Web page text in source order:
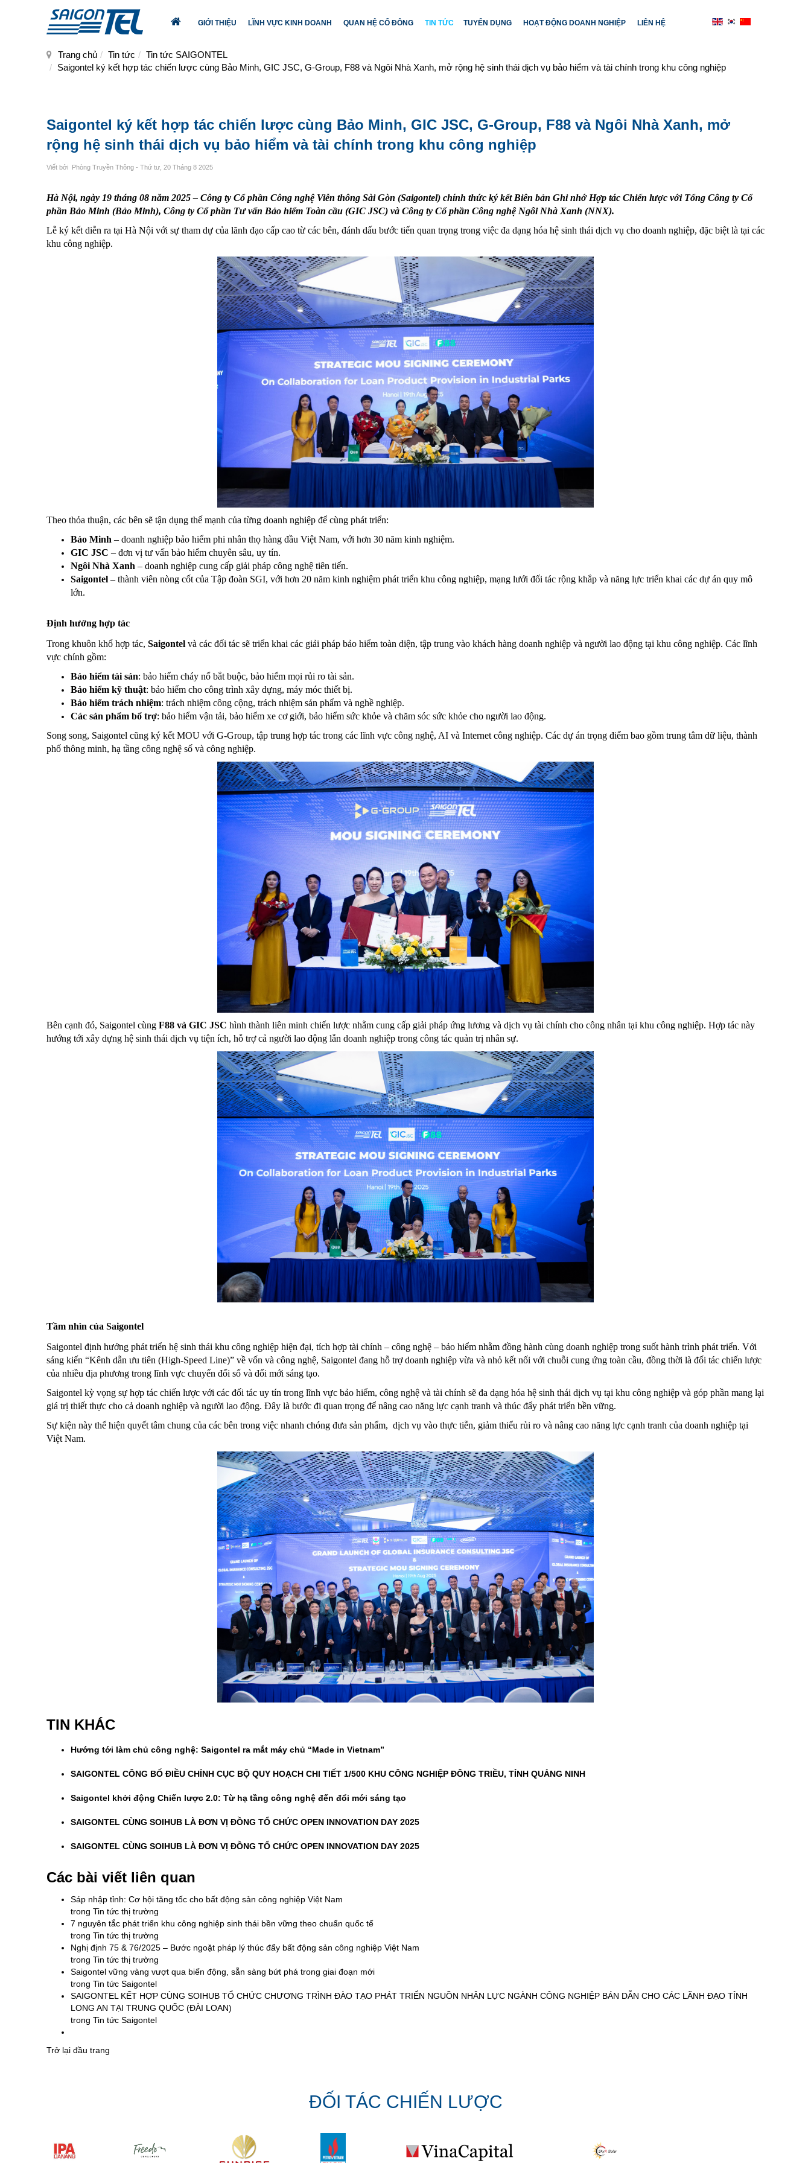
GIỚI THIỆU LĨNH VỰC KINH DOANH QUAN HỆ CỔ ĐÔNG TIN TỨC TUYỂN DỤNG HOẠT ĐỘNG DOANH NGHIỆP LIÊN HỆ
Trang chủ Tin tức
Tin tức SAIGONTEL
Saigontel ký kết hợp tác chiến lược cùng Bảo Minh, GIC JSC, G-Group, F88 và Ngôi Nhà Xanh, mở rộng hệ sinh thái dịch vụ bảo hiểm và tài chính trong khu công nghiệp
Saigontel ký kết hợp tác chiến lược cùng Bảo Minh, GIC JSC, G-Group, F88 và Ngôi Nhà Xanh, mở
rộng hệ sinh thái dịch vụ bảo hiểm và tài chính trong khu công nghiệp
Viết bởi Phòng Truyền Thông - Thứ tư, 20 Tháng 8 2025
Hà Nội, ngày 19 tháng 08 năm 2025 – Công ty Cổ phần Công nghệ Viễn thông Sài Gòn (Saigontel) chính thức ký kết Biên bản Ghi nhớ Hợp tác Chiến lược với Tổng Công ty Cổ
phần Bảo Minh (Bảo Minh), Công ty Cổ phần Tư vấn Bảo hiểm Toàn cầu (GIC JSC) và Công ty Cổ phần Công nghệ Ngôi Nhà Xanh (NNX).
Lễ ký kết diễn ra tại Hà Nội với sự tham dự của lãnh đạo cấp cao từ các bên, đánh dấu bước tiến quan trọng trong việc đa dạng hóa hệ sinh thái dịch vụ cho doanh nghiệp, đặc biệt là tại các
khu công nghiệp.
Theo thỏa thuận, các bên sẽ tận dụng thế mạnh của từng doanh nghiệp để cùng phát triển:
Bảo Minh – doanh nghiệp bảo hiểm phi nhân thọ hàng đầu Việt Nam, với hơn 30 năm kinh nghiệm.
GIC JSC – đơn vị tư vấn bảo hiểm chuyên sâu, uy tín.
Ngôi Nhà Xanh – doanh nghiệp cung cấp giải pháp công nghệ tiên tiến.
Saigontel – thành viên nòng cốt của Tập đoàn SGI, với hơn 20 năm kinh nghiệm phát triển khu công nghiệp, mạng lưới đối tác rộng khắp và năng lực triển khai các dự án quy mô
lớn.
Định hướng hợp tác
Trong khuôn khổ hợp tác, Saigontel và các đối tác sẽ triển khai các giải pháp bảo hiểm toàn diện, tập trung vào khách hàng doanh nghiệp và người lao động tại khu công nghiệp. Các lĩnh
vực chính gồm:
Bảo hiểm tài sản: bảo hiểm cháy nổ bắt buộc, bảo hiểm mọi rủi ro tài sản.
Bảo hiểm kỹ thuật: bảo hiểm cho công trình xây dựng, máy móc thiết bị.
Bảo hiểm trách nhiệm: trách nhiệm công cộng, trách nhiệm sản phẩm và nghề nghiệp.
Các sản phẩm bổ trợ: bảo hiểm vận tải, bảo hiểm xe cơ giới, bảo hiểm sức khỏe và chăm sóc sức khỏe cho người lao động.
Song song, Saigontel cũng ký kết MOU với G-Group, tập trung hợp tác trong các lĩnh vực công nghệ, AI và Internet công nghiệp. Các dự án trọng điểm bao gồm trung tâm dữ liệu, thành
phố thông minh, hạ tầng công nghệ số và công nghiệp.
Bên cạnh đó, Saigontel cùng F88 và GIC JSC hình thành liên minh chiến lược nhằm cung cấp giải pháp ứng lương và dịch vụ tài chính cho công nhân tại khu công nghiệp. Hợp tác này
hướng tới xây dựng hệ sinh thái dịch vụ tiện ích, hỗ trợ cả người lao động lẫn doanh nghiệp trong công tác quản trị nhân sự.
Tầm nhìn của Saigontel
Saigontel định hướng phát triển hệ sinh thái khu công nghiệp hiện đại, tích hợp tài chính – công nghệ – bảo hiểm nhằm đồng hành cùng doanh nghiệp trong suốt hành trình phát triển. Với
sáng kiến “Kênh dẫn ưu tiên (High-Speed Line)” về vốn và công nghệ, Saigontel đang hỗ trợ doanh nghiệp vừa và nhỏ kết nối với chuỗi cung ứng toàn cầu, đồng thời là đối tác chiến lược
của nhiều địa phương trong lĩnh vực chuyển đổi số và đổi mới sáng tạo.
Saigontel kỳ vọng sự hợp tác chiến lược với các đối tác uy tín trong lĩnh vực bảo hiểm, công nghệ và tài chính sẽ đa dạng hóa hệ sinh thái dịch vụ tại khu công nghiệp và góp phần mang lại
giá trị thiết thực cho cả doanh nghiệp và người lao động. Đây là bước đi quan trọng để nâng cao năng lực cạnh tranh và thúc đẩy phát triển bền vững.
Sự kiện này thể hiện quyết tâm chung của các bên trong việc nhanh chóng đưa sản phẩm, dịch vụ vào thực tiễn, giảm thiểu rủi ro và nâng cao năng lực cạnh tranh của doanh nghiệp tại
Việt Nam.
TIN KHÁC
Hướng tới làm chủ công nghệ: Saigontel ra mắt máy chủ “Made in Vietnam”
SAIGONTEL CÔNG BỐ ĐIỀU CHỈNH CỤC BỘ QUY HOẠCH CHI TIẾT 1/500 KHU CÔNG NGHIỆP ĐÔNG TRIỀU, TỈNH QUẢNG NINH
Saigontel khởi động Chiến lược 2.0: Từ hạ tầng công nghệ đến đổi mới sáng tạo
SAIGONTEL CÙNG SOIHUB LÀ ĐƠN VỊ ĐỒNG TỔ CHỨC OPEN INNOVATION DAY 2025
SAIGONTEL CÙNG SOIHUB LÀ ĐƠN VỊ ĐỒNG TỔ CHỨC OPEN INNOVATION DAY 2025
Các bài viết liên quan
Sáp nhập tỉnh: Cơ hội tăng tốc cho bất động sản công nghiệp Việt Nam
trong Tin tức thị trường
7 nguyên tắc phát triển khu công nghiệp sinh thái bền vững theo chuẩn quốc tế
trong Tin tức thị trường
Nghị định 75 & 76/2025 – Bước ngoặt pháp lý thúc đẩy bất động sản công nghiệp Việt Nam
trong Tin tức thị trường
Saigontel vững vàng vượt qua biến động, sẵn sàng bứt phá trong giai đoạn mới
trong Tin tức Saigontel
SAIGONTEL KẾT HỢP CÙNG SOIHUB TỔ CHỨC CHƯƠNG TRÌNH ĐÀO TẠO PHÁT TRIỂN NGUỒN NHÂN LỰC NGÀNH CÔNG NGHIỆP BÁN DẪN CHO CÁC LÃNH ĐẠO TỈNH
LONG AN TẠI TRUNG QUỐC (ĐÀI LOAN)
trong Tin tức Saigontel
Trở lại đầu trang
ĐỐI TÁC CHIẾN LƯỢC